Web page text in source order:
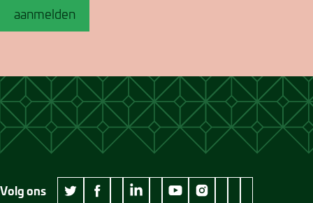
aanmelden
Volg ons
wikipedia Museum Jan Cunen
googleplus Museum Jan Cunen